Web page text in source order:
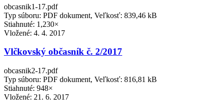
obcasnik1-17.pdf
Typ súboru: PDF dokument, Veľkosť: 839,46 kB
Stiahnuté: 1,230×
Vložené: 4. 4. 2017
Vlčkovský občasník č. 2/2017
obcasnik2-17.pdf
Typ súboru: PDF dokument, Veľkosť: 816,81 kB
Stiahnuté: 948×
Vložené: 21. 6. 2017